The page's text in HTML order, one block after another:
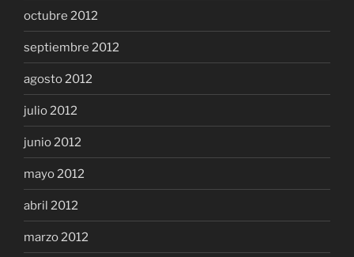
octubre 2012
septiembre 2012
agosto 2012
julio 2012
junio 2012
mayo 2012
abril 2012
marzo 2012